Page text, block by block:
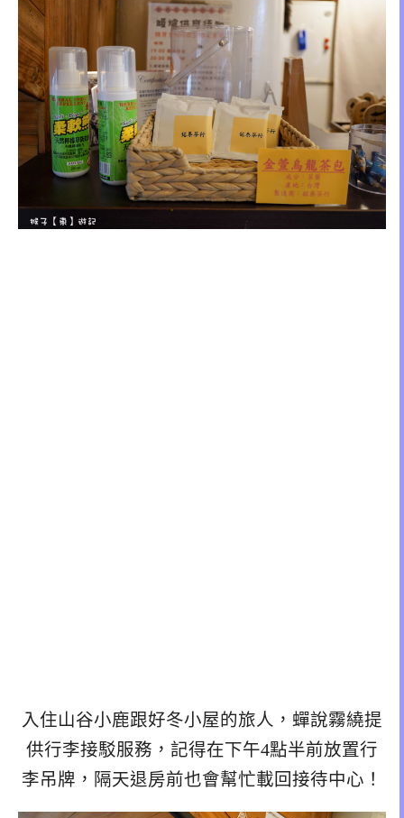
入住山谷小鹿跟好冬小屋的旅人，蟬說霧繞提
供行李接駁服務，記得在下午4點半前放置行
李吊牌，隔天退房前也會幫忙載回接待中心！